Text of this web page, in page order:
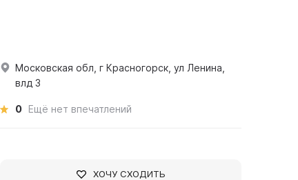
Московская обл, г Красногорск, ул Ленина,
влд 3
0 Ещё нет впечатлений
ХОЧУ СХОДИТЬ